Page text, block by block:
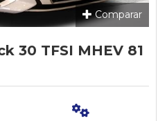
Comparar
30 TFSI MHEV 81